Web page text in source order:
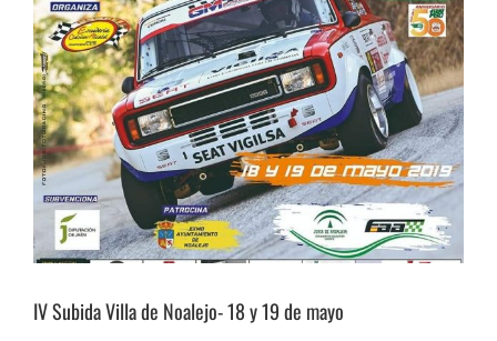
IV Subida Villa de Noalejo- 18 y 19 de mayo